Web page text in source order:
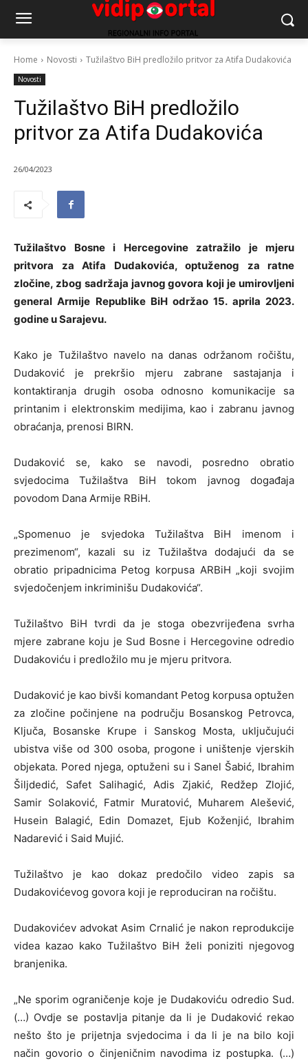
Home Novosti Tužilaštvo BiH predložilo pritvor za Atifa Dudakovića
Novosti
Tužilaštvo BiH predložilo
pritvor za Atifa Dudakovića
26/04/2023
Tužilaštvo Bosne i Hercegovine zatražilo je mjeru
pritvora za Atifa Dudakovića, optuženog za ratne
zločine, zbog sadržaja javnog govora koji je umirovljeni
general Armije Republike BiH održao 15. aprila 2023.
godine u Sarajevu.
Kako je Tužilaštvo navelo na danas održanom ročištu,
Dudaković je prekršio mjeru zabrane sastajanja i
kontaktiranja drugih osoba odnosno komunikacije sa
printanim i elektronskim medijima, kao i zabranu javnog
obraćanja, prenosi BIRN.
Dudaković se, kako se navodi, posredno obratio
svjedocima Tužilaštva BiH tokom javnog događaja
povodom Dana Armije RBiH.
„Spomenuo je svjedoka Tužilaštva BiH imenom i
prezimenom“, kazali su iz Tužilaštva dodajući da se
obratio pripadnicima Petog korpusa ARBiH „koji svojim
svjedočenjem inkriminišu Dudakovića“.
Tužilaštvo BiH tvrdi da je stoga obezvrijeđena svrha
mjere zabrane koju je Sud Bosne i Hercegovine odredio
Dudakoviću i predložilo mu je mjeru pritvora.
Dudaković je kao bivši komandant Petog korpusa optužen
za zločine počinjene na području Bosanskog Petrovca,
Ključa, Bosanske Krupe i Sanskog Mosta, uključujući
ubistva više od 300 osoba, progone i uništenje vjerskih
objekata. Pored njega, optuženi su i Sanel Šabić, Ibrahim
Šiljdedić, Safet Salihagić, Adis Zjakić, Redžep Zlojić,
Samir Solaković, Fatmir Muratović, Muharem Alešević,
Husein Balagić, Edin Domazet, Ejub Koženjić, Ibrahim
Nadarević i Said Mujić.
Tužilaštvo je kao dokaz predočilo video zapis sa
Dudakovićevog govora koji je reproduciran na ročištu.
Dudakovićev advokat Asim Crnalić je nakon reprodukcije
videa kazao kako Tužilaštvo BiH želi poniziti njegovog
branjenika.
„Ne sporim ograničenje koje je Dudakoviću odredio Sud.
(…) Ovdje se postavlja pitanje da li je Dudaković rekao
nešto što je prijetnja svjedocima i da li je na bilo koji
način govorio o činjeničnim navodima iz postupka. (…)